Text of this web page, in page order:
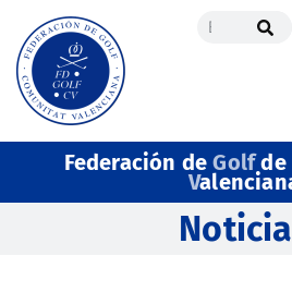
Federación deGolfde
V